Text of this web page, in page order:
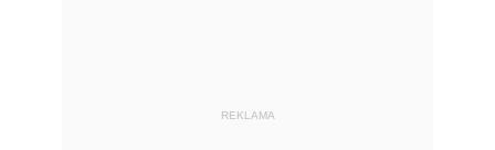
REKLAMA